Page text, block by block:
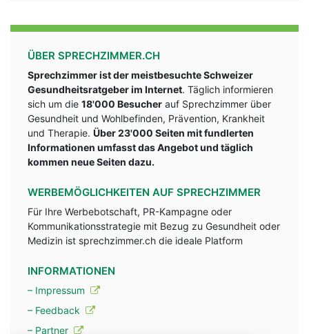
ÜBER SPRECHZIMMER.CH
Sprechzimmer ist der meistbesuchte Schweizer
Gesundheitsratgeber im Internet. Täglich informieren
sich um die 18'000 Besucher auf Sprechzimmer über
Gesundheit und Wohlbefinden, Prävention, Krankheit
und Therapie. Über 23'000 Seiten mit fundlerten
Informationen umfasst das Angebot und täglich
kommen neue Seiten dazu.
WERBEMÖGLICHKEITEN AUF SPRECHZIMMER
Für Ihre Werbebotschaft, PR-Kampagne oder
Kommunikationsstrategie mit Bezug zu Gesundheit oder
Medizin ist sprechzimmer.ch die ideale Platform
INFORMATIONEN
– Impressum
– Feedback
– Partner